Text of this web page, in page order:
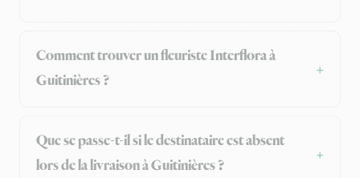
Comment trouver un fleuriste Interflora à
Guitinières ?
Que se passe-t-il si le destinataire est absent
lors de la livraison à Guitinières ?